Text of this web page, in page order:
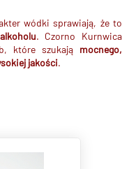
wódki sprawiają, że to
. Czorno Kurnwica
które szukają mocnego,
jakości.